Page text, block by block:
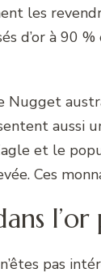
les
d’or à 90
Nugget
aussi
et le
Ces
l’or
pas